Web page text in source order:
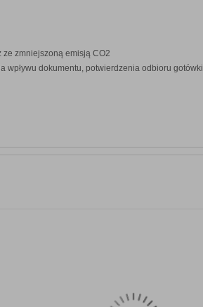
zmniejszoną emisją CO2
wpływu dokumentu, potwierdzenia odbioru gotówki